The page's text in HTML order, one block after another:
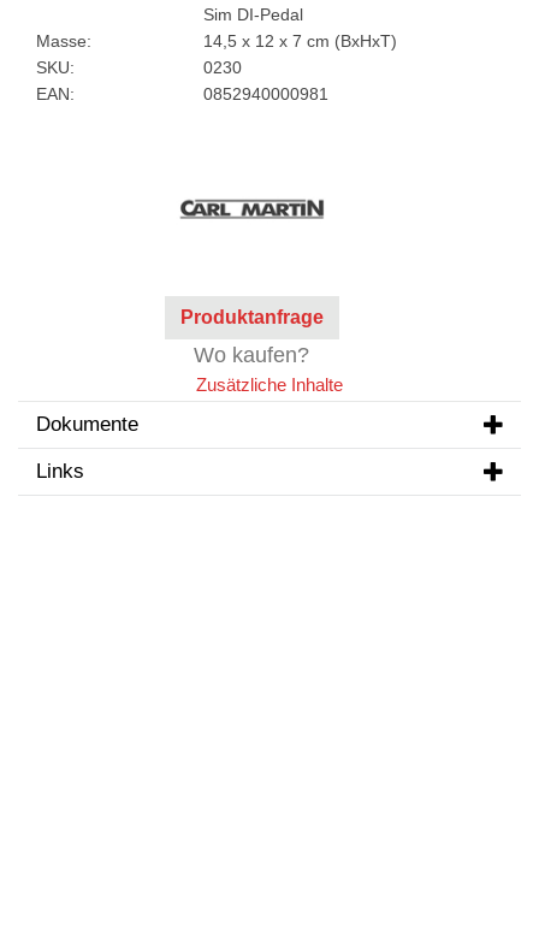
Sim DI-Pedal
Masse:
14,5 x 12 x 7 cm (BxHxT)
SKU:
0230
EAN:
0852940000981
Produktanfrage
Wo kaufen?
Zusätzliche Inhalte
Dokumente
Links